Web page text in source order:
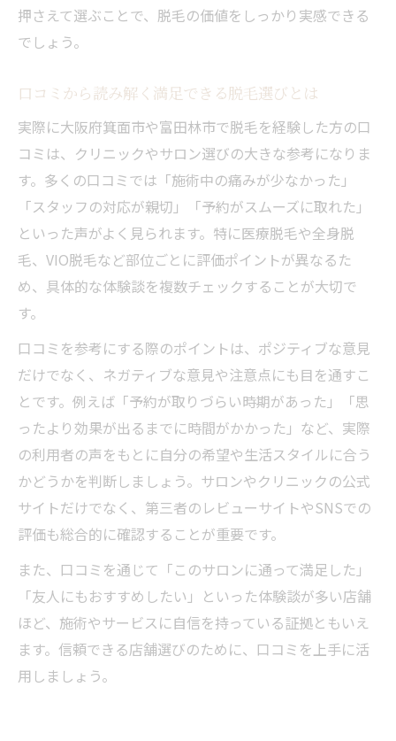
押さえて選ぶことで、脱毛の価値をしっかり実感できる
でしょう。
口コミから読み解く満足できる脱毛選びとは
実際に大阪府箕面市や富田林市で脱毛を経験した方の口
コミは、クリニックやサロン選びの大きな参考になりま
す。多くの口コミでは「施術中の痛みが少なかった」
「スタッフの対応が親切」「予約がスムーズに取れた」
といった声がよく見られます。特に医療脱毛や全身脱
毛、VIO脱毛など部位ごとに評価ポイントが異なるた
め、具体的な体験談を複数チェックすることが大切で
す。
口コミを参考にする際のポイントは、ポジティブな意見
だけでなく、ネガティブな意見や注意点にも目を通すこ
とです。例えば「予約が取りづらい時期があった」「思
ったより効果が出るまでに時間がかかった」など、実際
の利用者の声をもとに自分の希望や生活スタイルに合う
かどうかを判断しましょう。サロンやクリニックの公式
サイトだけでなく、第三者のレビューサイトやSNSでの
評価も総合的に確認することが重要です。
また、口コミを通じて「このサロンに通って満足した」
「友人にもおすすめしたい」といった体験談が多い店舗
ほど、施術やサービスに自信を持っている証拠ともいえ
ます。信頼できる店舗選びのために、口コミを上手に活
用しましょう。